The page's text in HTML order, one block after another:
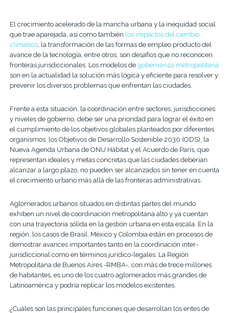
El crecimiento acelerado de la mancha urbana y la inequidad social
que trae aparejada, así como también los impactos del cambio
climático, la transformación de las formas de empleo producto del
avance de la tecnología, entre otros, son desafíos que no reconocen
fronteras jurisdiccionales. Los modelos de gobernanza metropolitana
son en la actualidad la solución más lógica y eficiente para resolver y
prevenir los diversos problemas que enfrentan las ciudades.
Frente a esta situación, la coordinación entre sectores, jurisdicciones
y niveles de gobierno, debe ser una prioridad para lograr el éxito en
el cumplimiento de los objetivos globales planteados por diferentes
organismos: los Objetivos de Desarrollo Sostenible 2030 (ODS), la
Nueva Agenda Urbana de ONU Hábitat y el Acuerdo de París, que
representan ideales y metas concretas que las ciudades deberían
alcanzar a largo plazo, no pueden ser alcanzados sin tener en cuenta
el crecimiento urbano más allá de las fronteras administrativas.
Aglomerados urbanos situados en distintas partes del mundo
exhiben un nivel de coordinación metropolitana alto y ya cuentan
con una trayectoria sólida en la gestión urbana en esta escala. En la
región, los casos de Brasil, México y Colombia están en procesos de
demostrar avances importantes tanto en la coordinación inter-
jurisdiccional como en términos jurídico-legales. La Región
Metropolitana de Buenos Aires -RMBA-, con más de trece millones
de habitantes, es uno de los cuatro aglomerados más grandes de
Latinoamérica y podría replicar los modelos existentes.
¿Cuáles son las principales funciones que desarrollan los entes de